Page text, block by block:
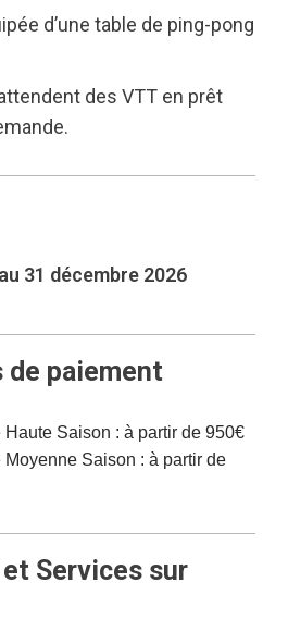
d’une table de ping-pong
des VTT en prêt
31 décembre 2026
de paiement
Saison : à partir de 950€
Saison : à partir de
Services sur